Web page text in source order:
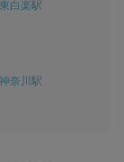
東白楽駅
奈川駅